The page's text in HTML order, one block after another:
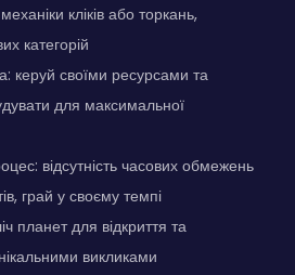
кліків або торкань,
категорій
керуй своїми ресурсами та
для максимальної
відсутність часових обмежень
грай у своєму темпі
планет для відкриття та
викликами